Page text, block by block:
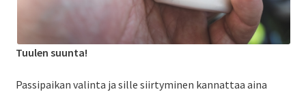
Tuulen suunta!
Passipaikan valinta ja sille siirtyminen kannattaa aina